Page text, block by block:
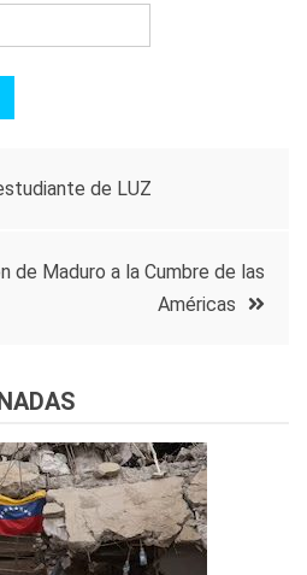
de LUZ
de Maduro a la Cumbre de las
Américas